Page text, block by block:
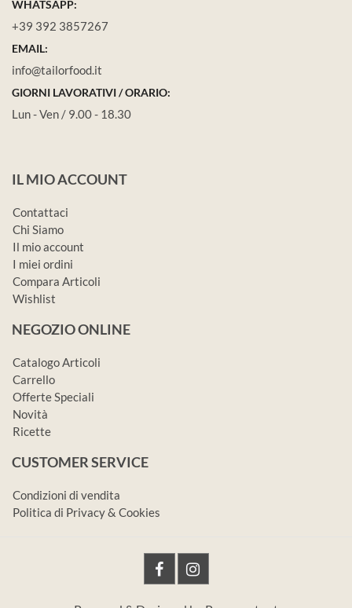
WHATSAPP:
+39 392 3857267
EMAIL:
info@tailorfood.it
GIORNI LAVORATIVI / ORARIO:
Lun - Ven / 9.00 - 18.30
IL MIO ACCOUNT
Contattaci
Chi Siamo
Il mio account
I miei ordini
Compara Articoli
Wishlist
NEGOZIO ONLINE
Catalogo Articoli
Carrello
Offerte Speciali
Novità
Ricette
CUSTOMER SERVICE
Condizioni di vendita
Politica di Privacy & Cookies